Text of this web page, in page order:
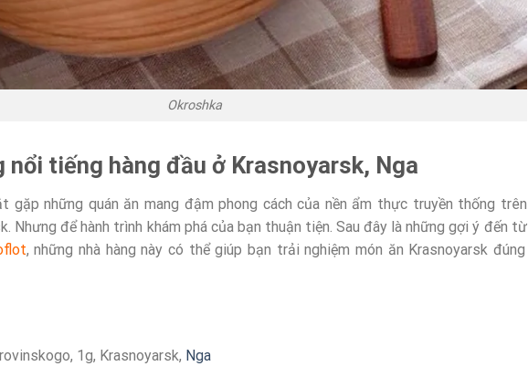
Okroshka
nổi tiếng hàng đầu ở Krasnoyarsk, Nga
gặp những quán ăn mang đậm phong cách của nền ẩm thực truyền thống trên
Nhưng để hành trình khám phá của bạn thuận tiện. Sau đây là những gợi ý đến từ
, những nhà hàng này có thể giúp bạn trải nghiệm món ăn Krasnoyarsk đúng
1g, Krasnoyarsk, Nga